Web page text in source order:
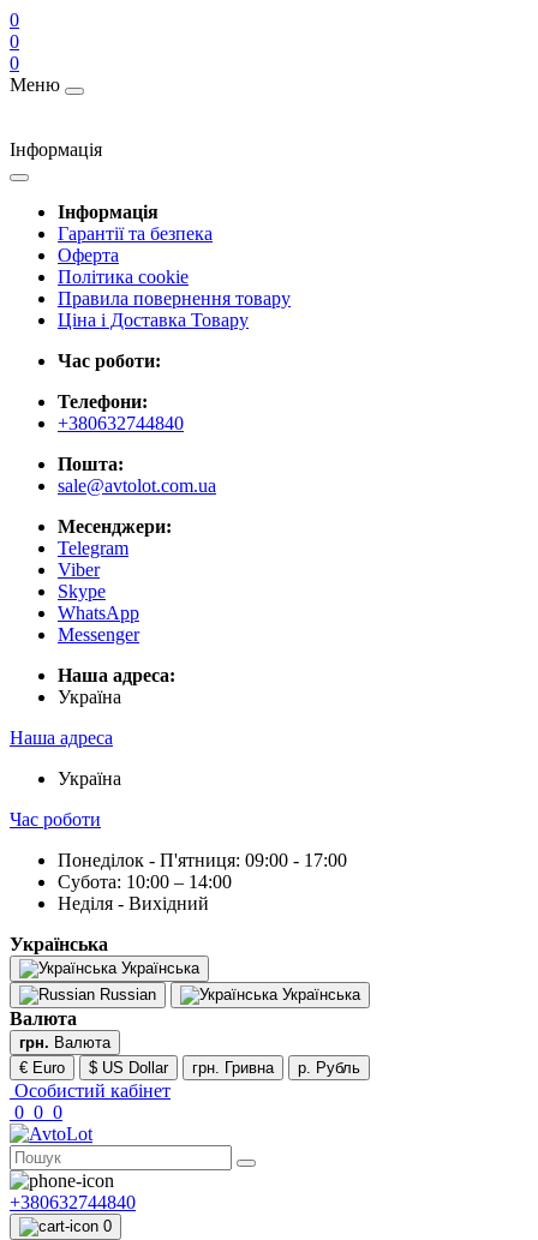
0
0
0
Меню
Інформація
Інформація
Гарантії та безпека
Оферта
Політика cookie
Правила повернення товару
Ціна і Доставка Товару
Час роботи:
Телефони:
+380632744840
Пошта:
sale@avtolot.com.ua
Месенджери:
Telegram
Viber
Skype
WhatsApp
Messenger
Наша адреса:
Українa
Наша адреса
Українa
Час роботи
Понеділок - П'ятниця: 09:00 - 17:00
Субота: 10:00 – 14:00
Неділя - Вихідний
Українська
Українська
Russian
Українська
Валюта
грн. Валюта
€ Euro
$ US Dollar грн. Гривна р. Рубль
Особистий кабінет
0 0 0
+380632744840
0